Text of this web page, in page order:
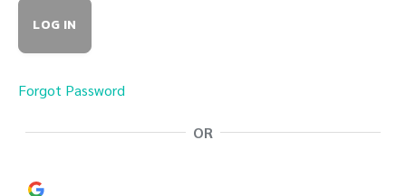
Forgot Password
OR